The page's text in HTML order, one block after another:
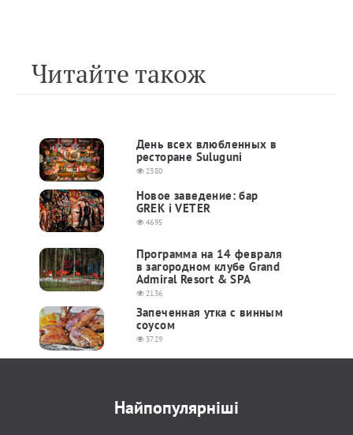
Читайте також
День всех влюбленных в
ресторане Suluguni
2380
Новое заведение: бар
GREK i VETER
4695
Программа на 14 февраля
в загородном клубе Grand
Admiral Resort & SPA
2136
Запеченная утка с винным
соусом
3729
Найпопулярніші